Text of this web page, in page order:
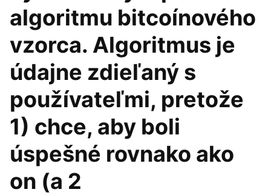
algoritmu bitcoínového
vzorca. Algoritmus je
údajne zdieľaný s
používateľmi, pretože
1) chce, aby boli
úspešné rovnako ako
on (a 2